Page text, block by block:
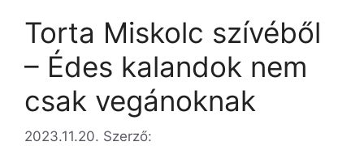
Torta Miskolc szívéből
– Édes kalandok nem
csak vegánoknak
2023.11.20. Szerző: